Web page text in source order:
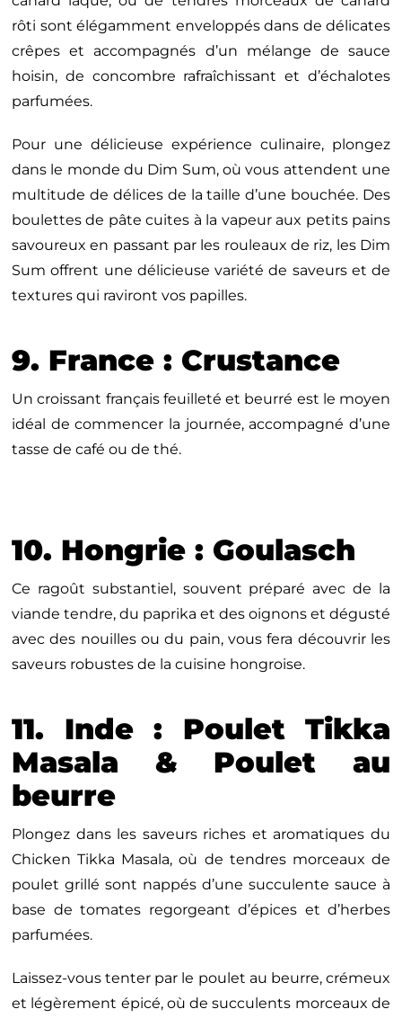
rôti sont élégamment enveloppés dans de délicates
crêpes et accompagnés d’un mélange de sauce
hoisin, de concombre rafraîchissant et d’échalotes
parfumées.
Pour une délicieuse expérience culinaire, plongez
dans le monde du Dim Sum, où vous attendent une
multitude de délices de la taille d’une bouchée. Des
boulettes de pâte cuites à la vapeur aux petits pains
savoureux en passant par les rouleaux de riz, les Dim
Sum offrent une délicieuse variété de saveurs et de
textures qui raviront vos papilles.
9. France : Crustance
Un croissant français feuilleté et beurré est le moyen
idéal de commencer la journée, accompagné d’une
tasse de café ou de thé.
10. Hongrie : Goulasch
Ce ragoût substantiel, souvent préparé avec de la
viande tendre, du paprika et des oignons et dégusté
avec des nouilles ou du pain, vous fera découvrir les
saveurs robustes de la cuisine hongroise.
11. Inde : Poulet Tikka
Masala & Poulet au
beurre
Plongez dans les saveurs riches et aromatiques du
Chicken Tikka Masala, où de tendres morceaux de
poulet grillé sont nappés d’une succulente sauce à
base de tomates regorgeant d’épices et d’herbes
parfumées.
Laissez-vous tenter par le poulet au beurre, crémeux
et légèrement épicé, où de succulents morceaux de